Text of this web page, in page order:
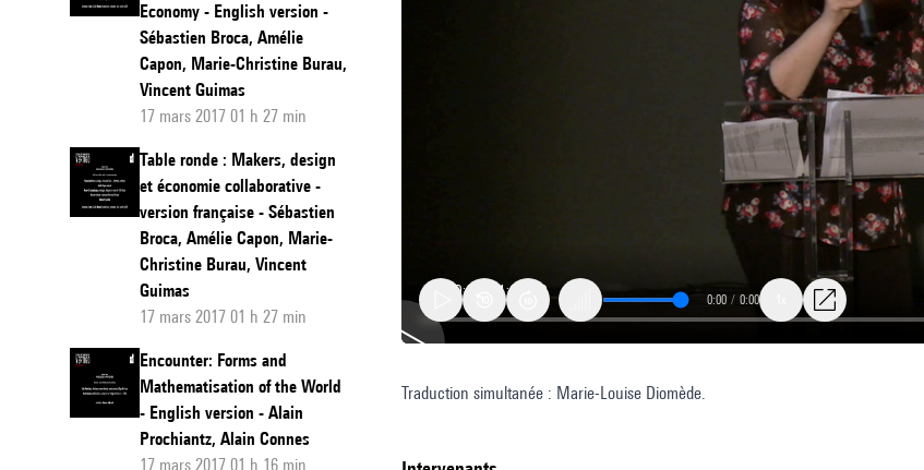
Economy - English version -
Sébastien Broca, Amélie
Capon, Marie-Christine Burau,
Vincent Guimas
17 mars 2017 01 h 27 min
Table ronde : Makers, design
et économie collaborative -
version française - Sébastien
Broca, Amélie Capon, Marie-
Christine Burau, Vincent
Guimas
17 mars 2017 01 h 27 min
Encounter: Forms and
Mathematisation of the World
- English version - Alain
Prochiantz, Alain Connes
17 mars 2017 01 h 16 min
Table
0:00 / 0:00
Traduction simultanée : Marie-Louise Diomède.